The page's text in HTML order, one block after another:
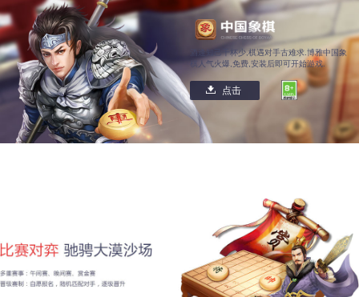
酒逢知己千杯少,棋遇对手古难求.博雅中国象
棋人气火爆,免费,安装后即可开始游戏.
点击